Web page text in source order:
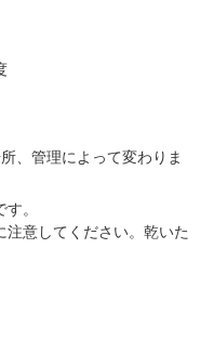
、管理によって変わりま
。
注意してください。乾いた